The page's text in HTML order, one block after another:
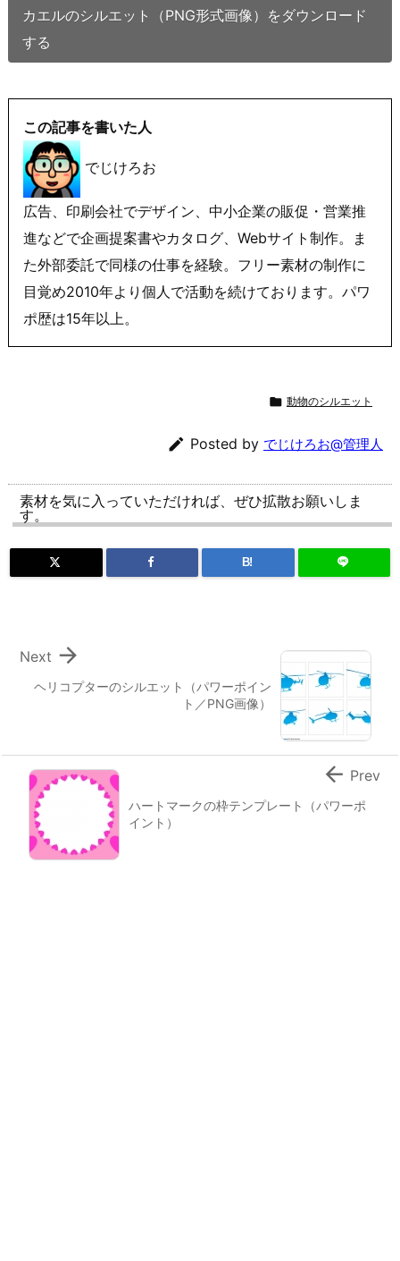
カエルのシルエット（PNG形式画像）をダウンロード
する
この記事を書いた人
でじけろお
広告、印刷会社でデザイン、中小企業の販促・営業推
進などで企画提案書やカタログ、Webサイト制作。ま
た外部委託で同様の仕事を経験。フリー素材の制作に
目覚め2010年より個人で活動を続けております。パワ
ポ歴は15年以上。
 動物のシルエット
 Posted by でじけろお@管理人
素材を気に入っていただければ、ぜひ拡散お願いしま
す。
B!
ヘリコプターのシルエット（パワーポイン
ト／PNG画像）

Next
ハートマークの枠テンプレート（パワーポ
イント）
 Prev